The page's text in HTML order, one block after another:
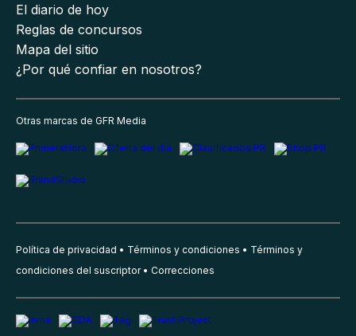
El diario de hoy
Reglas de concursos
Mapa del sitio
¿Por qué confiar en nosotros?
Otras marcas de GFR Media
Política de privacidad Términos y condiciones
Términos y
condiciones del suscriptor
Correcciones